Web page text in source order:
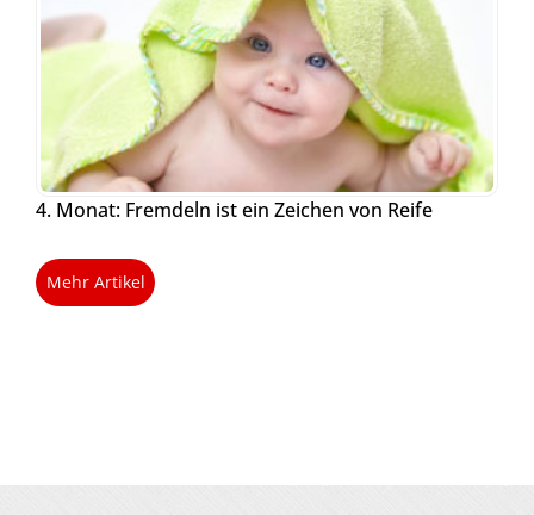
4. Monat: Fremdeln ist ein Zeichen von Reife
Mehr Artikel